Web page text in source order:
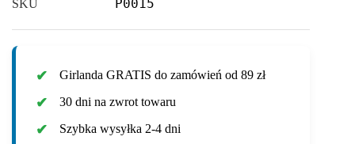
SKU P0015
Girlanda GRATIS do zamówień od 89 zł
30 dni na zwrot towaru
Szybka wysyłka 2-4 dni